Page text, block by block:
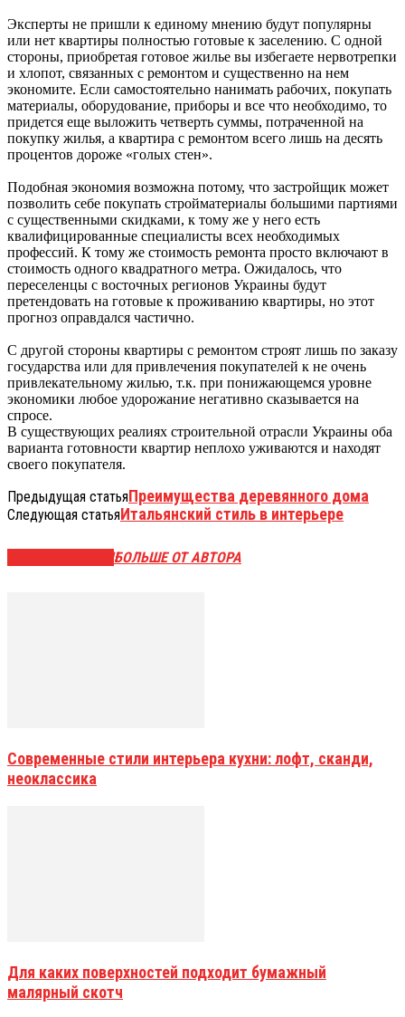
Эксперты не пришли к единому мнению будут популярны
или нет квартиры полностью готовые к заселению. С одной
стороны, приобретая готовое жилье вы избегаете нервотрепки
и хлопот, связанных с ремонтом и существенно на нем
экономите. Если самостоятельно нанимать рабочих, покупать
материалы, оборудование, приборы и все что необходимо, то
придется еще выложить четверть суммы, потраченной на
покупку жилья, а квартира с ремонтом всего лишь на десять
процентов дороже «голых стен».
Подобная экономия возможна потому, что застройщик может
позволить себе покупать стройматериалы большими партиями
с существенными скидками, к тому же у него есть
квалифицированные специалисты всех необходимых
профессий. К тому же стоимость ремонта просто включают в
стоимость одного квадратного метра. Ожидалось, что
переселенцы с восточных регионов Украины будут
претендовать на готовые к проживанию квартиры, но этот
прогноз оправдался частично.
С другой стороны квартиры с ремонтом строят лишь по заказу
государства или для привлечения покупателей к не очень
привлекательному жилью, т.к. при понижающемся уровне
экономики любое удорожание негативно сказывается на
спросе.
В существующих реалиях строительной отрасли Украины оба
варианта готовности квартир неплохо уживаются и находят
своего покупателя.
Предыдущая статьяПреимущества деревянного дома
Следующая статьяИтальянский стиль в интерьере
БОЛЬШЕ ОТ АВТОРА
Современные стили интерьера кухни: лофт, сканди,
неоклассика
Для каких поверхностей подходит бумажный
малярный скотч